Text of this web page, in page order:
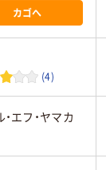
カゴへ
(4)
エフ・ヤマカ